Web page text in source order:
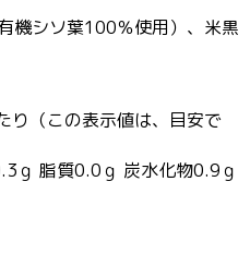
機シソ葉100％使用）、米黒
（この表示値は、目安で
ｇ 脂質0.0ｇ 炭水化物0.9ｇ